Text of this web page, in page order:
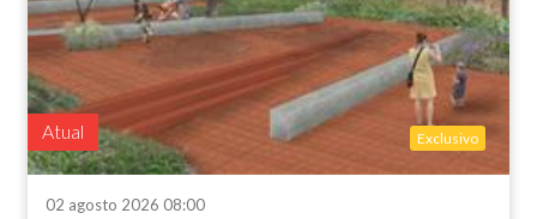
Atual Exclusivo
02 agosto 2026 08:00